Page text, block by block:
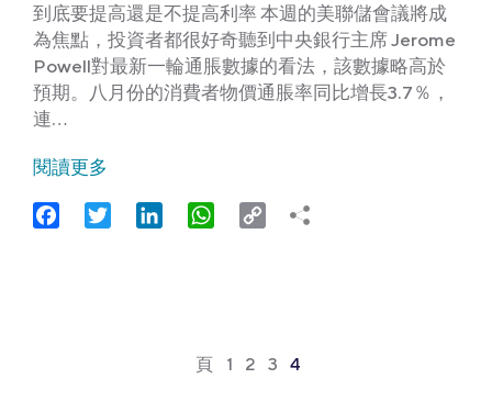
到底要提高還是不提高利率 本週的美聯儲會議將成
為焦點，投資者都很好奇聽到中央銀行主席 Jerome
Powell對最新一輪通脹數據的看法，該數據略高於
預期。八月份的消費者物價通脹率同比增長3.7％，
連…
閱讀更多
FacebookTwitter LinkedIn WhatsApp
Copy
頁 1 2 3 4